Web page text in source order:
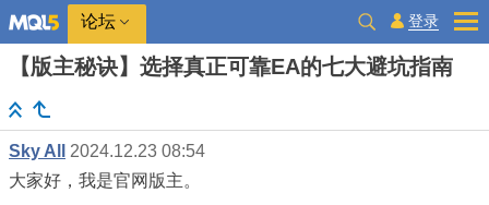
论坛 登录
【版主秘诀】选择真正可靠EA的七大避坑指南
Sky All
2024.12.23 08:54
大家好，我是官网版主。